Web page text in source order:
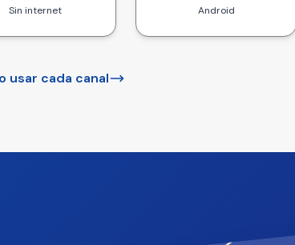
Sin internet Android
usar cada canal